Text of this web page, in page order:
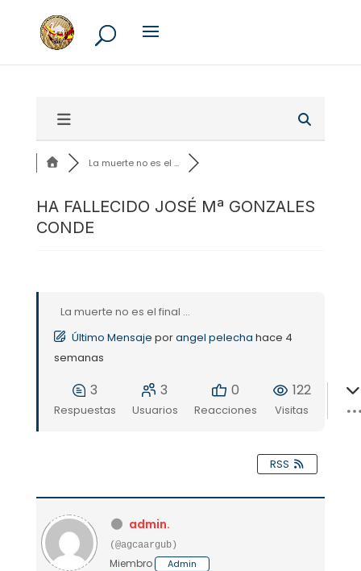
La muerte no es el ...
HA FALLECIDO JOSÉ Mª GONZALES
CONDE
La muerte no es el final ...
Último Mensaje porangel pelecha hace 4
semanas
3
Respuestas
3
Usuarios
0
Reacciones
122
Visitas
RSS
admin.
(@agcaargub)
Miembro Admin